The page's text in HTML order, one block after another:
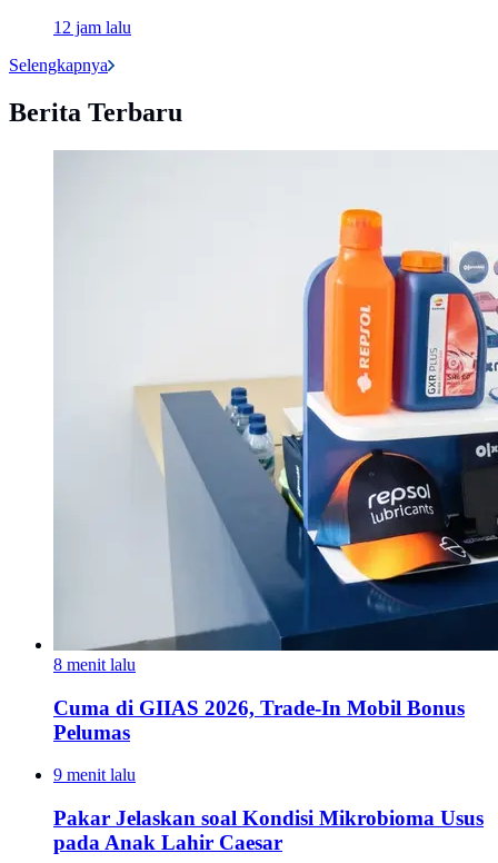
12 jam lalu
Selengkapnya
Berita Terbaru
8 menit lalu
Cuma di GIIAS 2026, Trade-In Mobil Bonus
Pelumas
9 menit lalu
Pakar Jelaskan soal Kondisi Mikrobioma Usus
pada Anak Lahir Caesar